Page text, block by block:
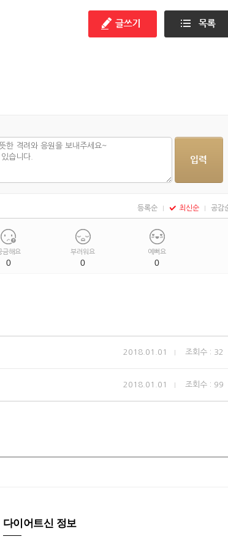
등록순 최신순 공감
금해요
0
부러워요
0
예뻐요
0
2018.01.01 조회수 : 32
2018.01.01 조회수 : 99
다이어트신 정보